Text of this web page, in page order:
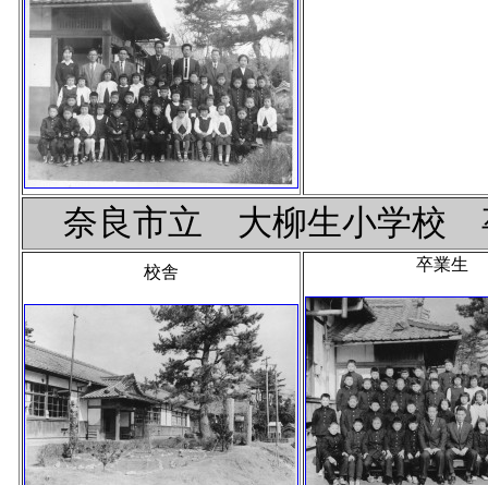
奈良市立 大柳生小学校
校舎 卒業生